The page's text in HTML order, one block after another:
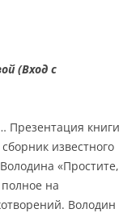
(Вход с
Презентация книги
известного
«Простите,
на
Володин